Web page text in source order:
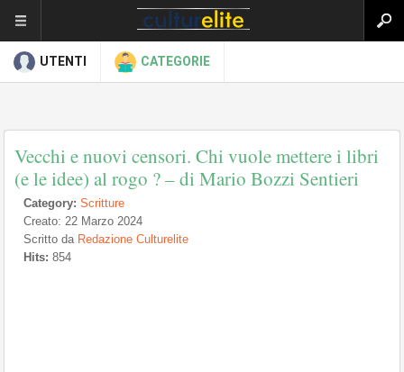
UTENTI CATEGORIE
Vecchi e nuovi censori. Chi vuole mettere i libri
(e le idee) al rogo ? – di Mario Bozzi Sentieri
Category: Scritture
Creato: 22 Marzo 2024
Scritto da Redazione Culturelite
Hits: 854